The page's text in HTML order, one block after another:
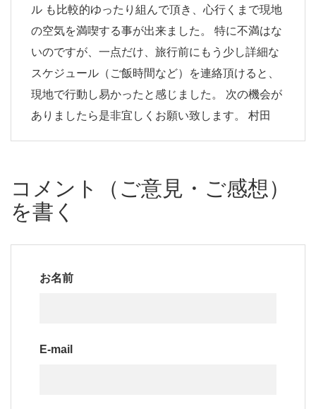
ル も比較的ゆったり組んで頂き、心行くまで現地
の空気を満喫する事が出来ました。 特に不満はな
いのですが、一点だけ、旅行前にもう少し詳細な
スケジュール（ご飯時間など）を連絡頂けると、
現地で行動し易かったと感じました。 次の機会が
ありましたら是非宜しくお願い致します。 村田
コメント（ご意見・ご感想）
を書く
お名前
E-mail